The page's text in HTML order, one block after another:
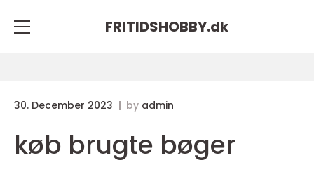
FRITIDSHOBBY.dk
30. December 2023 by admin
køb brugte bøger